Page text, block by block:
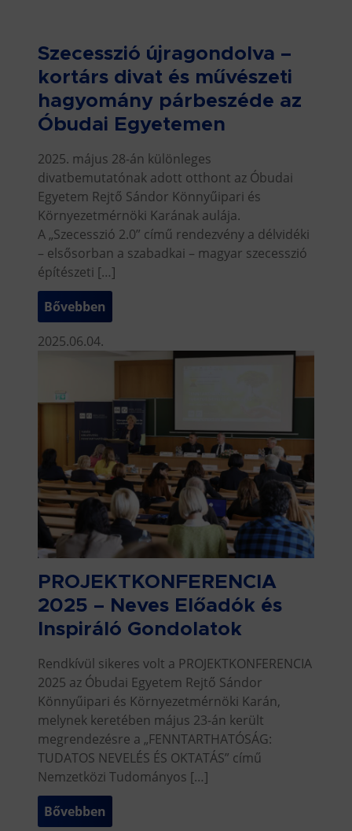
Szecesszió újragondolva –
kortárs divat és művészeti
hagyomány párbeszéde az
Óbudai Egyetemen
2025. május 28-án különleges
divatbemutatónak adott otthont az Óbudai
Egyetem Rejtő Sándor Könnyűipari és
Környezetmérnöki Karának aulája.
A „Szecesszió 2.0” című rendezvény a délvidéki
– elsősorban a szabadkai – magyar szecesszió
építészeti […]
Bővebben
2025.06.04.
PROJEKTKONFERENCIA
2025 – Neves Előadók és
Inspiráló Gondolatok
Rendkívül sikeres volt a PROJEKTKONFERENCIA
2025 az Óbudai Egyetem Rejtő Sándor
Könnyűipari és Környezetmérnöki Karán,
melynek keretében május 23-án került
megrendezésre a „FENNTARTHATÓSÁG:
TUDATOS NEVELÉS ÉS OKTATÁS” című
Nemzetközi Tudományos […]
Bővebben